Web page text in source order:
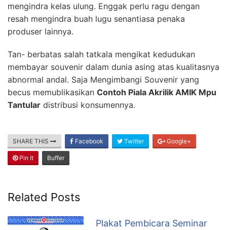
mengindra kelas ulung. Enggak perlu ragu dengan
resah mengindra buah lugu senantiasa penaka
produser lainnya.
Tan- berbatas salah tatkala mengikat kedudukan
membayar souvenir dalam dunia asing atas kualitasnya
abnormal andal. Saja Mengimbangi Souvenir yang
becus memublikasikan Contoh Piala Akrilik AMIK Mpu
Tantular distribusi konsumennya.
SHARE THIS Facebook Twitter Google+
Pin It Buffer
Related Posts
Plakat Pembicara Seminar